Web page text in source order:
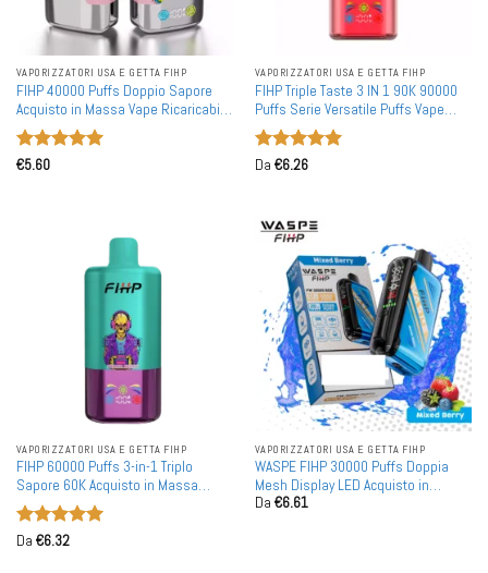
VAPORIZZATORI USA E GETTA FIHP
FIHP 40000 Puffs Doppio Sapore
Acquisto in Massa Vape Ricaricabili
Monouso all'Ingrosso
Valutato
€5.60
VAPORIZZATORI USA E GETTA FIHP
FIHP Triple Taste 3 IN 1 90K 90000
Puffs Serie Versatile Puffs Vape
Monouso Acquisto All'ingrosso in
Quantità
Valutato
Da €6.26
VAPORIZZATORI USA E GETTA FIHP
FIHP 60000 Puffs 3-in-1 Triplo
Sapore 60K Acquisto in Massa
Ricaricabile Display LED Monouso
Vape Vendita all'Ingrosso
Valutato
Da €6.32
VAPORIZZATORI USA E GETTA FIHP
WASPE FIHP 30000 Puffs Doppia
Mesh Display LED Acquisto in
Massa Vape Ricaricabili Monouso
Da €6.61